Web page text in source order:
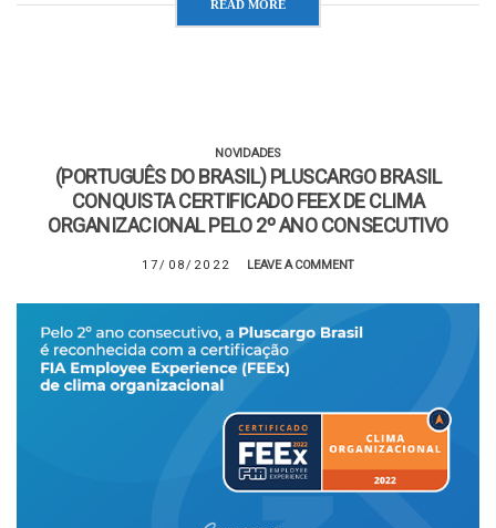
READ MORE
NOVIDADES
(PORTUGUÊS DO BRASIL) PLUSCARGO BRASIL
CONQUISTA CERTIFICADO FEEX DE CLIMA
ORGANIZACIONAL PELO 2º ANO CONSECUTIVO
17/08/2022 LEAVE A COMMENT